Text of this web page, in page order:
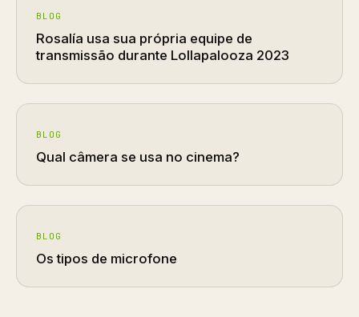
BLOG
Rosalía usa sua própria equipe de
transmissão durante Lollapalooza 2023
BLOG
Qual câmera se usa no cinema?
BLOG
Os tipos de microfone